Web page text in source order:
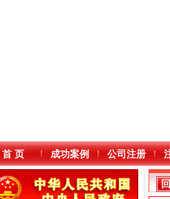
首 页 成功案例 公司注册